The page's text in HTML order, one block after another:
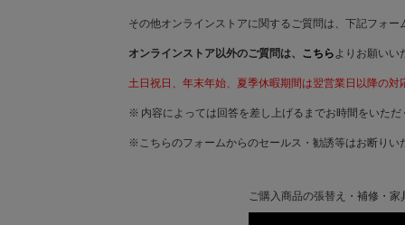
その他オンラインストアに関するご質問は、下記フォー
オンラインストア以外のご質問は、 こちらよりお願いい
土日祝日、年末年始、夏季休暇期間は翌営業日以降の対
※ 内容によっては回答を差し上げるまでお時間をいただ
※こちらのフォームからのセールス・勧誘等はお断りい
ご購入商品の張替え・補修・